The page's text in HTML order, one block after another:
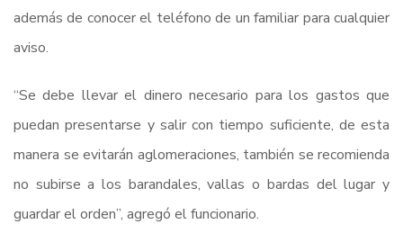
además de conocer el teléfono de un familiar para cualquier
aviso.
“Se debe llevar el dinero necesario para los gastos que
puedan presentarse y salir con tiempo suficiente, de esta
manera se evitarán aglomeraciones, también se recomienda
no subirse a los barandales, vallas o bardas del lugar y
guardar el orden”, agregó el funcionario.